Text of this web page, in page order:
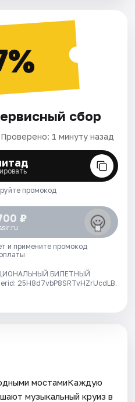
сбор
Проверено: 1 минуту назад
промокод
₽
и примените промокод
БИЛЕТНЫЙ
25H8d7vbP8SRTvHZrUcdLB.
мостамиКаждую
музыкальный круиз в